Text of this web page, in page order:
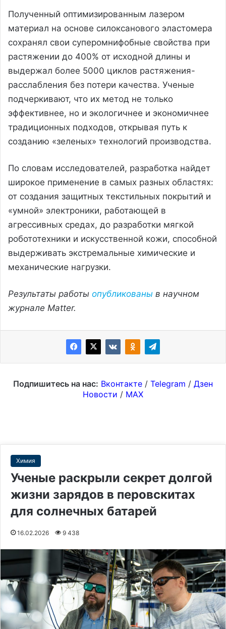
Полученный оптимизированным лазером
материал на основе силоксанового эластомера
сохранял свои суперомнифобные свойства при
растяжении до 400% от исходной длины и
выдержал более 5000 циклов растяжения-
расслабления без потери качества. Ученые
подчеркивают, что их метод не только
эффективнее, но и экологичнее и экономичнее
традиционных подходов, открывая путь к
созданию «зеленых» технологий производства.
По словам исследователей, разработка найдет
широкое применение в самых разных областях:
от создания защитных текстильных покрытий и
«умной» электроники, работающей в
агрессивных средах, до разработки мягкой
робототехники и искусственной кожи, способной
выдерживать экстремальные химические и
механические нагрузки.
Результаты работы опубликованы в научном
журнале Matter.
Подпишитесь на нас: Вконтакте / Telegram / Дзен
Новости / MAX